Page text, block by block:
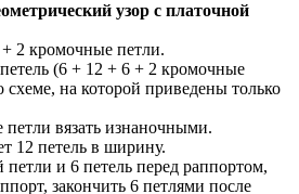
узор с платочной
2 кромочные петли.
(6 + 12 + 6 + 2 кромочные
схеме, на которой приведены только
вязать изнаночными.
12 петель в ширину.
и 6 петель перед раппортом,
закончить 6 петлями после